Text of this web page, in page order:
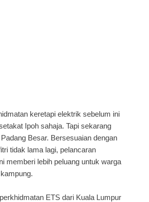
keretapi elektrik sebelum ini
Ipoh sahaja. Tapi sekarang
Besar. Bersesuaian dengan
tidak lama lagi, pelancaran
memberi lebih peluang untuk warga
ETS dari Kuala Lumpur